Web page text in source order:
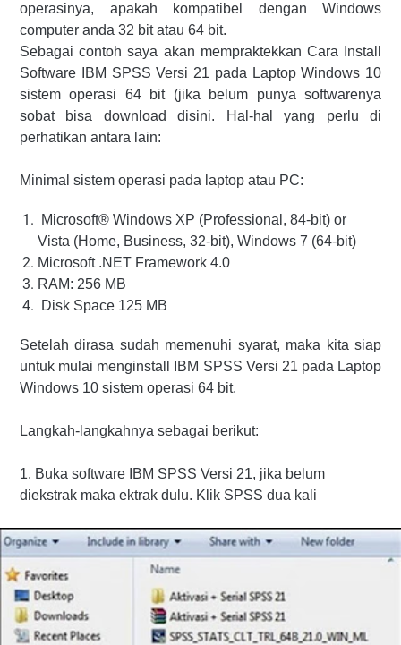
operasinya, apakah kompatibel dengan Windows
computer anda 32 bit atau 64 bit.
Sebagai contoh saya akan mempraktekkan Cara Install
Software IBM SPSS Versi 21 pada Laptop Windows 10
sistem operasi 64 bit (jika belum punya softwarenya
sobat bisa download disini. Hal-hal yang perlu di
perhatikan antara lain:
Minimal sistem operasi pada laptop atau PC:
Microsoft® Windows XP (Professional, 84-bit) or
Vista (Home, Business, 32-bit), Windows 7 (64-bit)
Microsoft .NET Framework 4.0
RAM: 256 MB
Disk Space 125 MB
Setelah dirasa sudah memenuhi syarat, maka kita siap
untuk mulai menginstall IBM SPSS Versi 21 pada Laptop
Windows 10 sistem operasi 64 bit.
Langkah-langkahnya sebagai berikut:
1. Buka software IBM SPSS Versi 21, jika belum
diekstrak maka ektrak dulu. Klik SPSS dua kali